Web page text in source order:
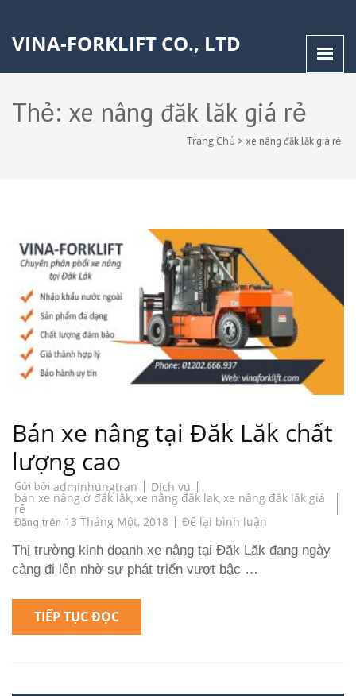
VINA-FORKLIFT CO., LTD
Thẻ: xe nâng đăk lăk giá rẻ
Trang Chủ > xe nâng đăk lăk giá rẻ
Bán xe nâng tại Đăk Lăk chất
lượng cao
Gửi bởi adminhungtran Dịch vụ
bán xe nâng ở đăk lăk, xe nâng đăk lak, xe nâng đăk lăk giá
rẻ
Đăng trên 13 Tháng Một, 2018 Để lại bình luận
xe
nâng
Thị trường kinh doanh xe nâng tại Đăk Lăk đang ngày
càng đi lên nhờ sự phát triển vượt bậc …
TIẾP TỤC ĐỌC